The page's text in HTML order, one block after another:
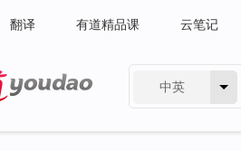
翻译 有道精品课 云笔记
中英